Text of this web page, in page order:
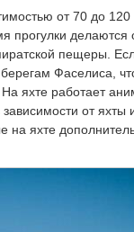
от 70 до
делаются
пещеры.
Фаселиса,
яхте работает
от
яхте